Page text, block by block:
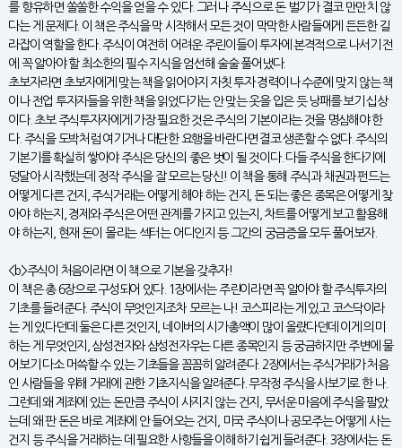
를 향유하면 쏠쏠한 수익을 얻을 수 있다. 그러나 주식으로 돈 벌기가 결코 만만치 않
다는 게 문제다. 이 책은 주식을 막 시작해서 모든 것이 막막한 사람들에게 든든한 길
라잡이 역할을 한다. 주식이 여전히 어려운 주린이들이 투자에 본격적으로 나서기 전
에 꼭 알아야 할 최소한의 필수 지식을 엄선해 술술 풀어냈다.
초보자라면 초보자에게 맞는 책을 읽어야지 자칫 투자 경력이나 수준에 맞지 않는 책
이나 전업 투자자들을 위한 책을 읽었다가는 안 맞는 옷을 입은 듯 낭패를 보기 십상
이다. 초보 주식투자자에게 가장 필요한 것은 주식의 기본이라는 것을 명심해야 한
다. 주식을 도박처럼 여기거나 대단한 요행을 바란다면 결코 생존할 수 없다. 주식의
기본기를 확실히 쌓아야 주식은 당신의 좋은 벗이 될 것이다. 다들 주식을 한다기에
덩달아 시작했는데 정작 주식을 잘 모르는 당신! 이 책을 통해 주식과 채권과 펀드는
어떻게 다른 건지, 주식거래는 어떻게 해야 하는 건지, 돈 되는 좋은 종목은 어떻게 찾
아야 하는지, 경제와 주식은 어떤 관계를 가지고 있는지, 차트를 어떻게 보고 활용해
야 하는지, 현재 돈이 몰리는 섹터는 어디인지 등 그간의 궁금증을 모두 풀어보자.
<b>주식이 처음이라면 이 책으로 기본을 갖추자!
이 책은 총 6장으로 구성되어 있다. 1장에서는 주린이라면 꼭 알아야 할 주식투자의
기초를 들려준다. 주식이 무엇인지조차 모르는 나! 코스피라는 게 있고 코스닥이라
는 게 있다던데 둘은 다른 것인지, 네이버의 시가총액이 많이 올랐다던데 이게 의미
하는 게 무엇인지, 삼성전자와 삼성전자우는 다른 종목인지 등 궁금하지만 주변에 물
어보기 다소 머쓱할 수 있는 기초들을 꼼꼼히 알려준다. 2장에서는 주식거래가 처음
인 사람들을 위해 거래에 관한 기초지식을 알려준다. 무작정 주식을 사보기로 한 나.
그런데 왜 계좌에 있는 돈만큼 주식이 사지지 않는 건지, 무서운 마음에 주식을 팔았
는데 왜 판 돈은 바로 계좌에 안 들어오는 건지, 미국 주식이나 공모주는 어떻게 사는
건지 등 주식을 거래하는 데 필요한 사항들을 이해하기 쉽게 들려준다. 3장에서는 돈